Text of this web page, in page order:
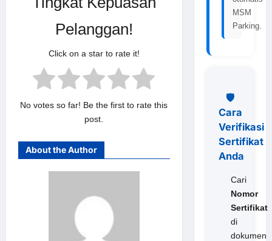
Pelanggan!
Click on a star to rate it!
No votes so far! Be the first to rate this
post.
About the Author
MSM
Parking.
🛡️
Cara
Verifikasi
Sertifikat
Anda
Cari
Nomor
Sertifikat
di
dokumen